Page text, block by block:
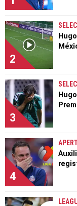
2
3
4